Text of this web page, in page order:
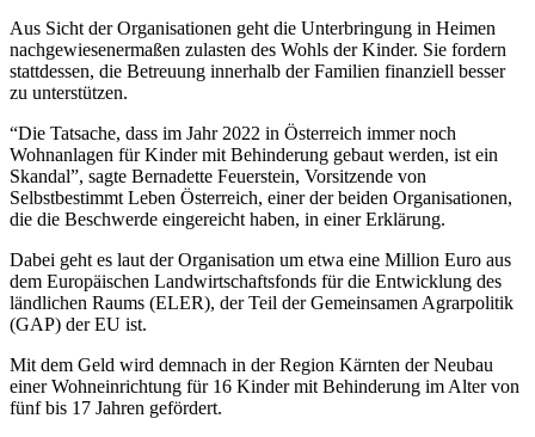
Aus Sicht der Organisationen geht die Unterbringung in Heimen
nachgewiesenermaßen zulasten des Wohls der Kinder. Sie fordern
stattdessen, die Betreuung innerhalb der Familien finanziell besser
zu unterstützen.
“Die Tatsache, dass im Jahr 2022 in Österreich immer noch
Wohnanlagen für Kinder mit Behinderung gebaut werden, ist ein
Skandal”, sagte Bernadette Feuerstein, Vorsitzende von
Selbstbestimmt Leben Österreich, einer der beiden Organisationen,
die die Beschwerde eingereicht haben, in einer Erklärung.
Dabei geht es laut der Organisation um etwa eine Million Euro aus
dem Europäischen Landwirtschaftsfonds für die Entwicklung des
ländlichen Raums (ELER), der Teil der Gemeinsamen Agrarpolitik
(GAP) der EU ist.
Mit dem Geld wird demnach in der Region Kärnten der Neubau
einer Wohneinrichtung für 16 Kinder mit Behinderung im Alter von
fünf bis 17 Jahren gefördert.